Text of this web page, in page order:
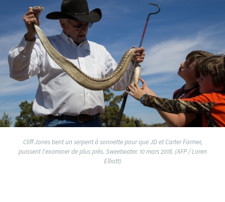
Cliff Jones tient un serpent à sonnette pour que JD et Carter Farmer,
puissent l'examiner de plus près. Sweetwater. 10 mars 2018. (AFP / Loren
Elliott)